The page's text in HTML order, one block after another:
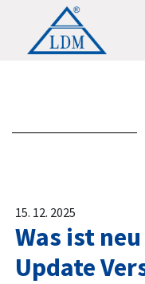
15. 12. 2025
Was ist
Update